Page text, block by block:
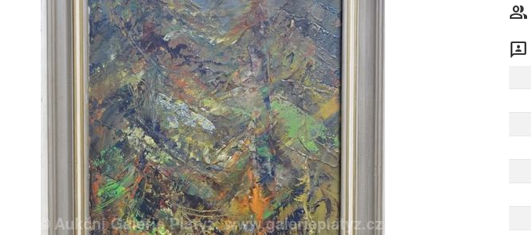
group
3p